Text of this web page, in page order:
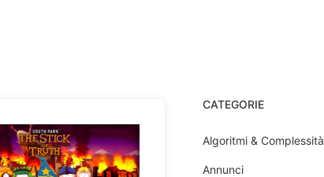
CATEGORIE
Algoritmi & Complessità
Annunci